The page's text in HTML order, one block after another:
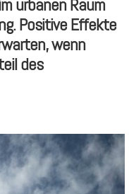
urbanen Raum
Positive Effekte
wenn
des